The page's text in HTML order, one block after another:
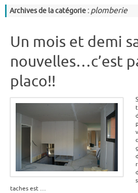
Archives de la catégorie : plomberie
Un mois et demi
nouvelles…c’est
placo!!
taches est …